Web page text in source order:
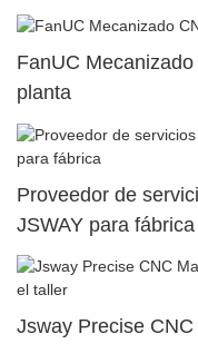
FanUC
planta
Proveedor de
JSWAY para fábrica
Jsway Precise